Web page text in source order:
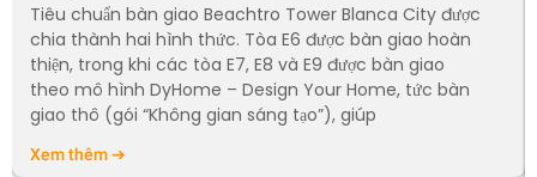
Tiêu chuẩn bàn giao Beachtro Tower Blanca City được
chia thành hai hình thức. Tòa E6 được bàn giao hoàn
thiện, trong khi các tòa E7, E8 và E9 được bàn giao
theo mô hình DyHome – Design Your Home, tức bàn
giao thô (gói “Không gian sáng tạo”), giúp
Xem thêm ➔